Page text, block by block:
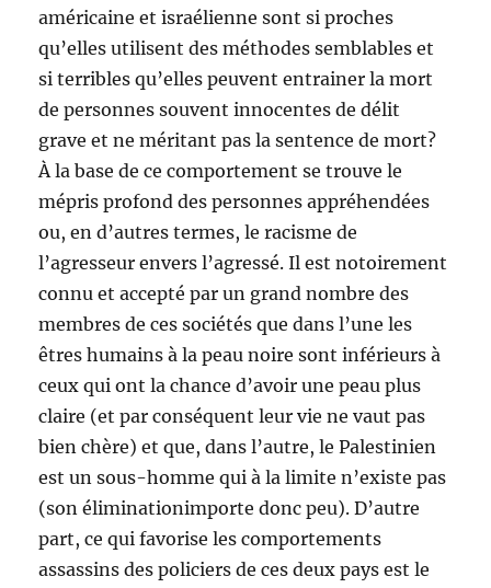
américaine et israélienne sont si proches
qu’elles utilisent des méthodes semblables et
si terribles qu’elles peuvent entrainer la mort
de personnes souvent innocentes de délit
grave et ne méritant pas la sentence de mort?
À la base de ce comportement se trouve le
mépris profond des personnes appréhendées
ou, en d’autres termes, le racisme de
l’agresseur envers l’agressé. Il est notoirement
connu et accepté par un grand nombre des
membres de ces sociétés que dans l’une les
êtres humains à la peau noire sont inférieurs à
ceux qui ont la chance d’avoir une peau plus
claire (et par conséquent leur vie ne vaut pas
bien chère) et que, dans l’autre, le Palestinien
est un sous-homme qui à la limite n’existe pas
(son éliminationimporte donc peu). D’autre
part, ce qui favorise les comportements
assassins des policiers de ces deux pays est le